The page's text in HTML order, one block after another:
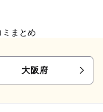
大阪府